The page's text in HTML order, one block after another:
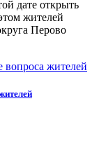
дате открыть
жителей
Перово